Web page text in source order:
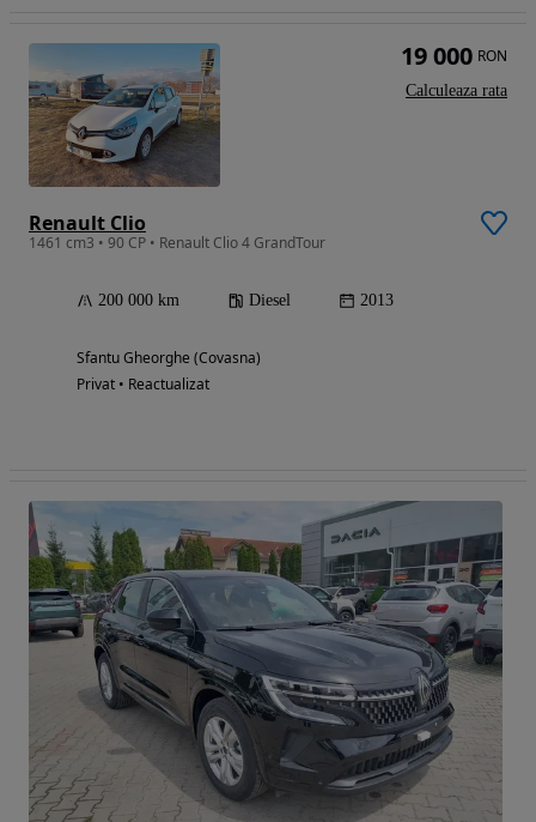
Renault Clio
1461 cm3 • 90 CP • Renault Clio 4 GrandTour
200 000 km Diesel 2013
Sfantu Gheorghe (Covasna)
Privat • Reactualizat
19 000 RON
Calculeaza rata